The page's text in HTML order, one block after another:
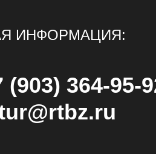
ИНФОРМАЦИЯ:
(903) 364-95-